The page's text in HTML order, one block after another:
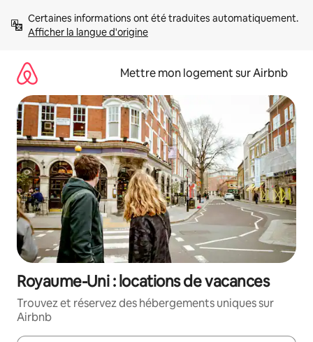
directement
Afficher la langue d'origine
Mettre mon logement sur Airbnb
Royaume-Uni : locations de vacances
Trouvez et réservez des hébergements uniques sur
Airbnb